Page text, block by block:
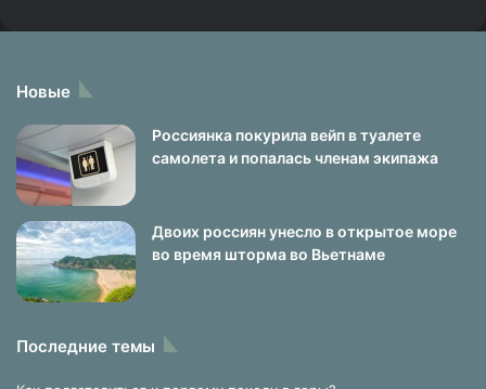
Новые
Россиянка покурила вейп в туалете
самолета и попалась членам экипажа
Двоих россиян унесло в открытое море
во время шторма во Вьетнаме
Последние темы